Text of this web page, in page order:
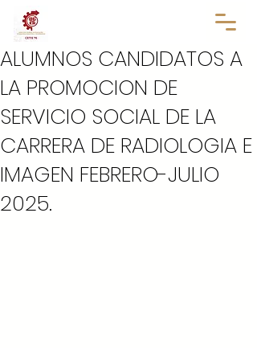
ALUMNOS CANDIDATOS A
LA PROMOCION DE
SERVICIO SOCIAL DE LA
CARRERA DE RADIOLOGIA E
IMAGEN FEBRERO-JULIO
2025.